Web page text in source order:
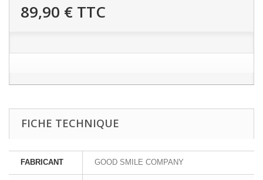
89,90 € TTC
FICHE TECHNIQUE
FABRICANT GOOD SMILE COMPANY